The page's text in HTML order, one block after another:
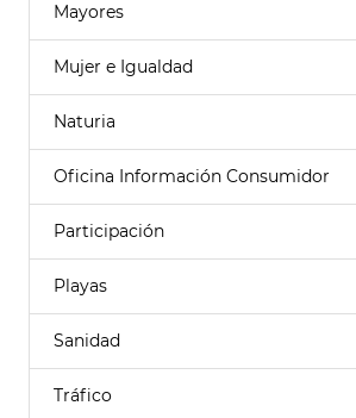
Mayores
Mujer e Igualdad
Naturia
Oficina Información Consumidor
Participación
Playas
Sanidad
Tráfico